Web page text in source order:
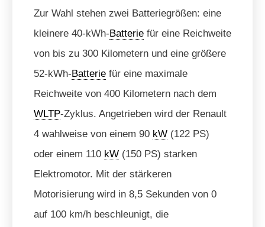
Zur Wahl stehen zwei Batteriegrößen: eine
kleinere 40-kWh- Batterie für eine Reichweite
von bis zu 300 Kilometern und eine größere
52-kWh- Batterie für eine maximale
Reichweite von 400 Kilometern nach dem
WLTP-Zyklus. Angetrieben wird der Renault
4 wahlweise von einem 90 kW (122 PS)
oder einem 110 kW (150 PS) starken
Elektromotor. Mit der stärkeren
Motorisierung wird in 8,5 Sekunden von 0
auf 100 km/h beschleunigt, die